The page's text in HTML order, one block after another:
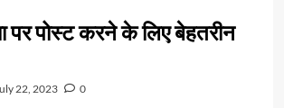
पर पोस्ट करने के लिए बेहतरीन
22, 2023 0